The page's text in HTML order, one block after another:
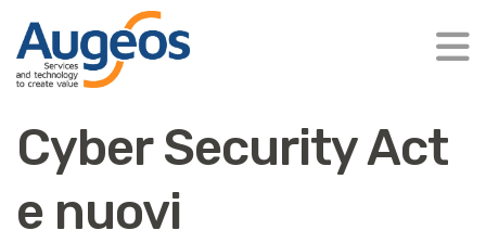
Cyber Security Act
e nuovi